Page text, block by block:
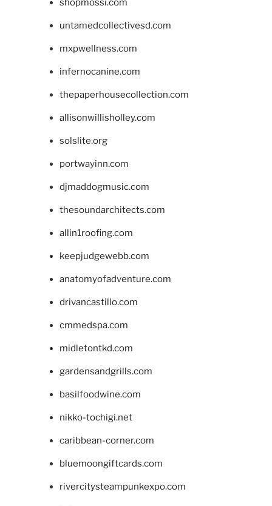
shopmossi.com
untamedcollectivesd.com
mxpwellness.com
infernocanine.com
thepaperhousecollection.com
allisonwillisholley.com
solslite.org
portwayinn.com
djmaddogmusic.com
thesoundarchitects.com
allin1roofing.com
keepjudgewebb.com
anatomyofadventure.com
drivancastillo.com
cmmedspa.com
midletontkd.com
gardensandgrills.com
basilfoodwine.com
nikko-tochigi.net
caribbean-corner.com
bluemoongiftcards.com
rivercitysteampunkexpo.com